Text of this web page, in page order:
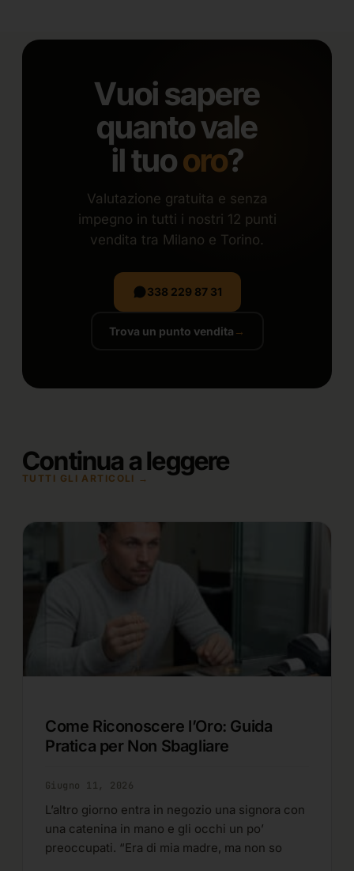
Vuoi sapere
quanto vale
il tuooro?
Valutazione gratuita e senza
impegno in tutti i nostri 12 punti
vendita tra Milano e Torino.
338 229 87 31
Trova un punto vendita →
Continua a leggere
TUTTI GLI ARTICOLI →
Come Riconoscere l’Oro: Guida
Pratica per Non Sbagliare
Giugno 11, 2026
L’altro giorno entra in negozio una signora con
una catenina in mano e gli occhi un po’
preoccupati. “Era di mia madre, ma non so